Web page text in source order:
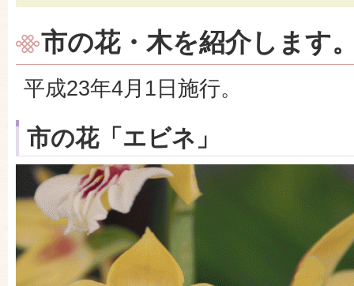
市の花・木を紹介します
平成23年4月1日施行。
市の花「エビネ」